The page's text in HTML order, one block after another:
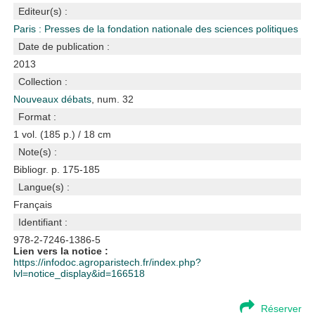
Editeur(s) :
Paris : Presses de la fondation nationale des sciences politiques
Date de publication :
2013
Collection :
Nouveaux débats , num. 32
Format :
1 vol. (185 p.) / 18 cm
Note(s) :
Bibliogr. p. 175-185
Langue(s) :
Français
Identifiant :
978-2-7246-1386-5
Lien vers la notice :
https://infodoc.agroparistech.fr/index.php?
lvl=notice_display&id=166518
Réserver